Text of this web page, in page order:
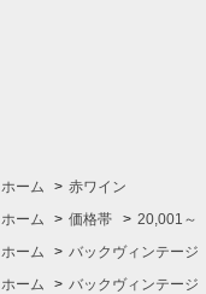
ホーム > 赤ワイン
ホーム
> 価格帯 > 20,001～
ホーム
> バックヴィンテージ
ホーム
> バックヴィンテージ